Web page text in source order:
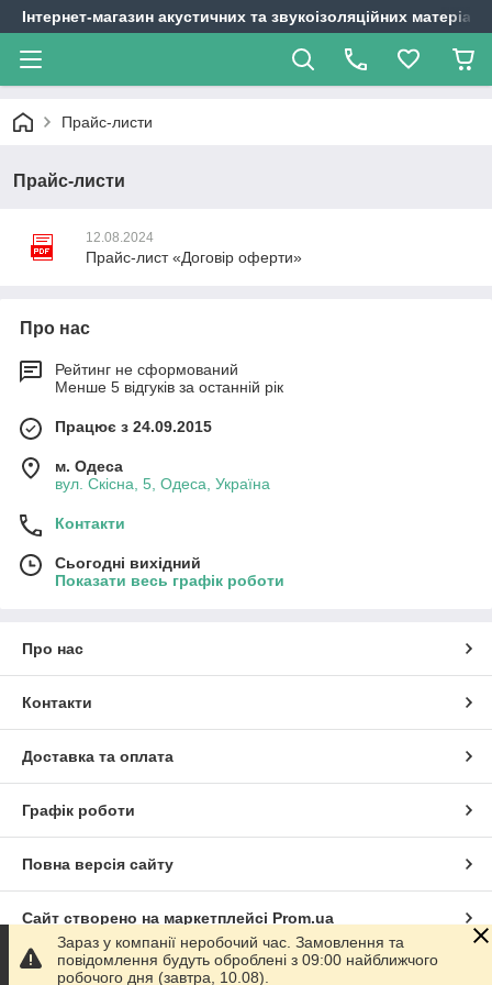
Інтернет-магазин акустичних та звукоізоляційних
Прайс-листи
Прайс-листи
12.08.2024
Прайс-лист «Договір оферти»
Про нас
Рейтинг не сформований
Менше 5 відгуків за останній рік
Працює з 24.09.2015
м. Одеса
вул. Скісна, 5, Одеса, Україна
Контакти
Сьогодні вихідний
Показати весь графік роботи
Про нас
Контакти
Доставка та оплата
Графік роботи
Повна версія сайту
Сайт створено на маркетплейсі Prom.ua
Політика конфіденційності
Зараз у компанії неробочий час. Замовлення та
повідомлення будуть оброблені з 09:00 найближчого
робочого дня (завтра, 10.08).